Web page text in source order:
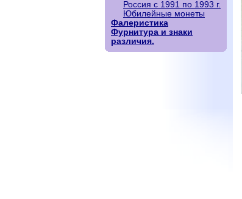
Россия с 1991 по 1993 г.
Юбилейные монеты
Фалеристика
Фурнитура и знаки
различия.